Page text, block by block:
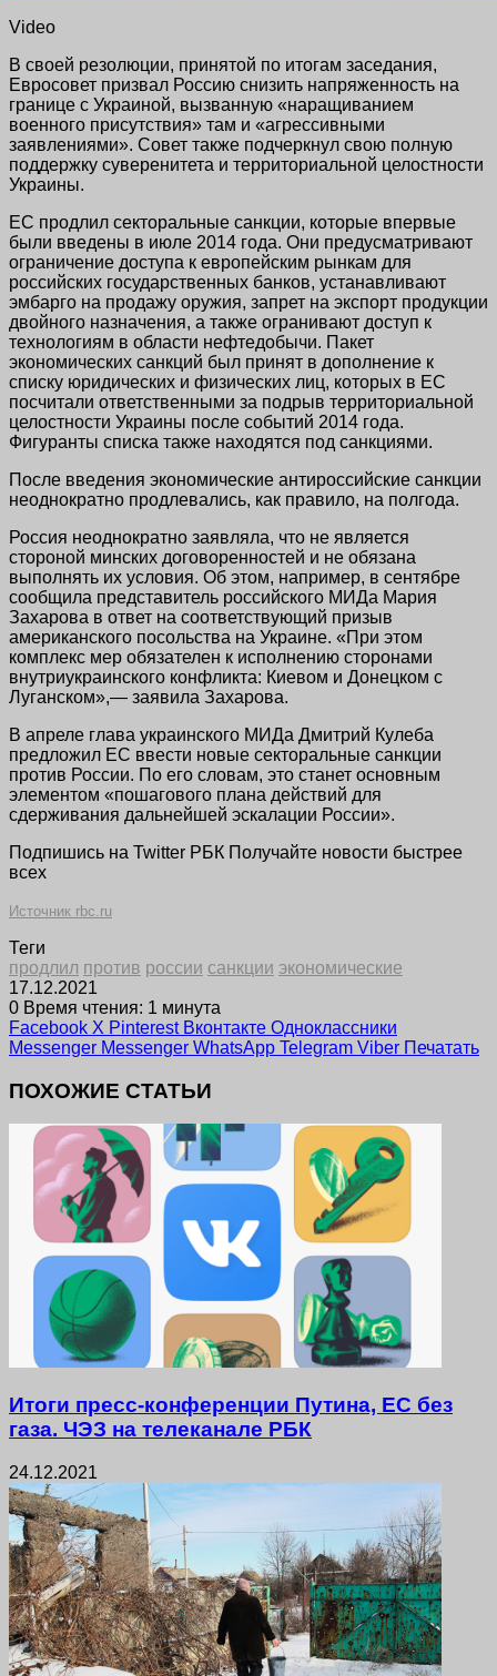
Video
В своей резолюции, принятой по итогам заседания,
Евросовет призвал Россию снизить напряженность на
границе с Украиной, вызванную «наращиванием
военного присутствия» там и «агрессивными
заявлениями». Совет также подчеркнул свою полную
поддержку суверенитета и территориальной целостности
Украины.
ЕС продлил секторальные санкции, которые впервые
были введены в июле 2014 года. Они предусматривают
ограничение доступа к европейским рынкам для
российских государственных банков, устанавливают
эмбарго на продажу оружия, запрет на экспорт продукции
двойного назначения, а также огранивают доступ к
технологиям в области нефтедобычи. Пакет
экономических санкций был принят в дополнение к
списку юридических и физических лиц, которых в ЕС
посчитали ответственными за подрыв территориальной
целостности Украины после событий 2014 года.
Фигуранты списка также находятся под санкциями.
После введения экономические антироссийские санкции
неоднократно продлевались, как правило, на полгода.
Россия неоднократно заявляла, что не является
стороной минских договоренностей и не обязана
выполнять их условия. Об этом, например, в сентябре
сообщила представитель российского МИДа Мария
Захарова в ответ на соответствующий призыв
американского посольства на Украине. «При этом
комплекс мер обязателен к исполнению сторонами
внутриукраинского конфликта: Киевом и Донецком с
Луганском»,— заявила Захарова.
В апреле глава украинского МИДа Дмитрий Кулеба
предложил ЕС ввести новые секторальные санкции
против России. По его словам, это станет основным
элементом «пошагового плана действий для
сдерживания дальнейшей эскалации России».
Подпишись на Twitter РБК Получайте новости быстрее
всех
Источник rbc.ru
Теги
продлил против россии санкции экономические
17.12.2021
0 Время чтения: 1 минута
Facebook X Pinterest Вконтакте Одноклассники
Messenger Messenger WhatsApp Telegram Viber Печатать
ПОХОЖИЕ СТАТЬИ
Итоги пресс-конференции Путина, ЕС без
газа. ЧЭЗ на телеканале РБК
24.12.2021